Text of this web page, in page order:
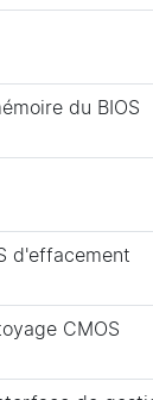
du BIOS
d'effacement
CMOS